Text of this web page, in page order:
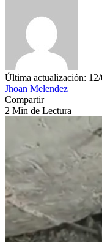
Última actualización:
Jhoan Melendez
Compartir
2 Min de Lectura